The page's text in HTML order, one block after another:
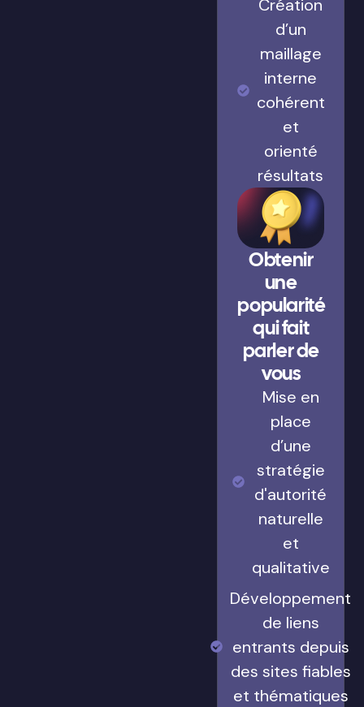
Création
d’un
maillage
interne
cohérent
et
orienté
résultats
Obtenir
une
popularité
qui fait
parler de
vous
Mise en
place
d’une
stratégie
d'autorité
naturelle
et
qualitative
Développement
de liens
entrants depuis
des sites fiables
et thématiques